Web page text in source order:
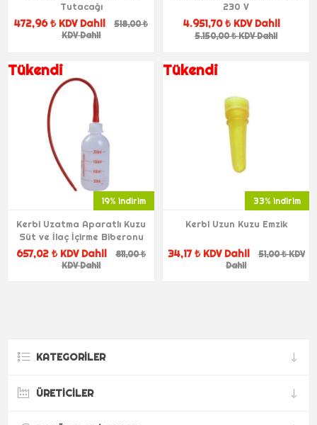
Tutacağı
472,96 ₺ KDV Dahil
518,00 ₺
KDV Dahil
230 V
4.951,70 ₺ KDV Dahil
5.150,00 ₺ KDV Dahil
Tükendi
19% indirim
Kerbl Uzatma Aparatlı Kuzu
Süt ve İlaç İçirme Biberonu
657,02 ₺ KDV Dahil
811,00 ₺
KDV Dahil
Tükendi
33% indirim
Kerbl Uzun Kuzu Emzik
34,17 ₺ KDV Dahil
51,00 ₺ KDV
Dahil
KATEGORILER
ÜRETICILER